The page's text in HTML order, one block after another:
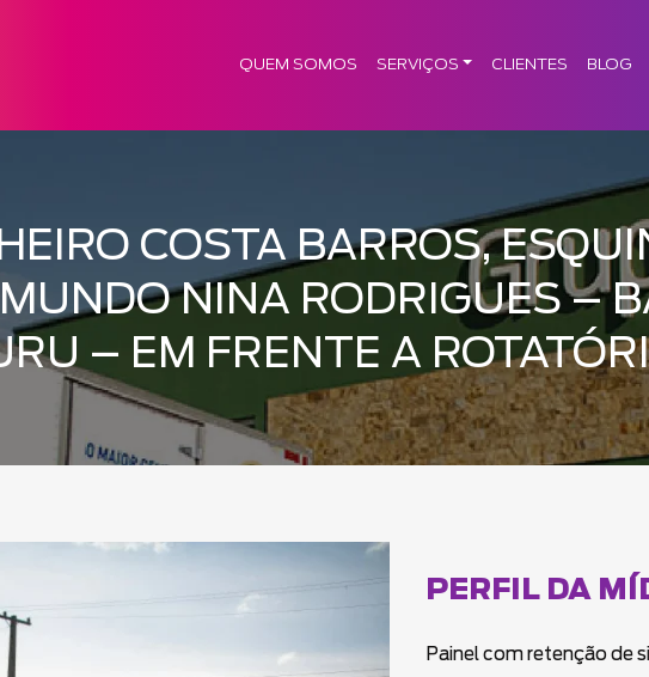
QUEM SOMOS SERVIÇOS CLIENTES BLOG
COSTA BARROS,
NINA RODRIGUES –
– EM FRENTE A
PERFIL DA
Painel com retenção de